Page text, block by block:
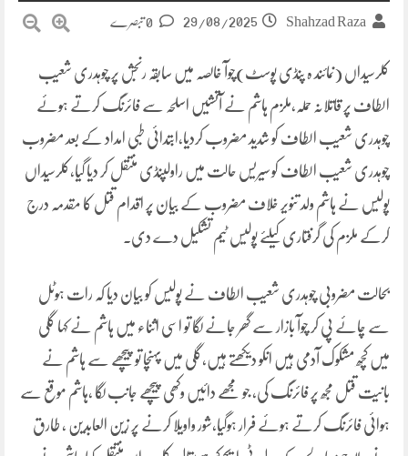
Shahzad Raza
29/08/2025
کلرسیداں (نمائند ہ پنڈی پوسٹ)چوآ خالصہ میں سابقہ رنجش پر چوہدری شعیب
الطاف پر قاتلانہ حملہ،ملزم ہاشم نے آتشیں اسلحہ سے فائرنگ کرتے ہوئے
چوہدری شعیب الطاف کو شدید مضروب کردیا،ابتدائی طبی امداد کے بعد مضروب
چوہدری شعیب الطاف کو سیریس حالت میں راولپنڈی منتقل کر دیا گیا،کلرسیداں
پولیس نے ہاشم ولد تنویر خلاف مضروب کے بیان پر اقدام قتل کا مقدمہ درج
کرکے ملزم کی گرفتاری کیلئے پولیس ٹیم تشکیل دے دی۔
بحالت مضروبی چوہدری شعیب الطاف نے پولیس کو بیان دیا کہ رات ہوٹل
سے چائے پی کر چوآ بازار سے گھر جانے لگا تو اسی اثناء میں ہاشم نے کہا گلی
میں کچھ مشکوک آدمی ہیں انکو دیکھتے ہیں،گلی میں پہنچا تو پیچھے سے ہاشم نے
بانیت قتل مجھ پر فائرنگ کی، جو مجھے دائیں وکھی پیچھے جانب لگا ،ہاشم موقع سے
ہوائی فائرنگ کرتے ہوئے فرار ہوگیا،شور واویلا کرنے پر زین العابدین ، طارق